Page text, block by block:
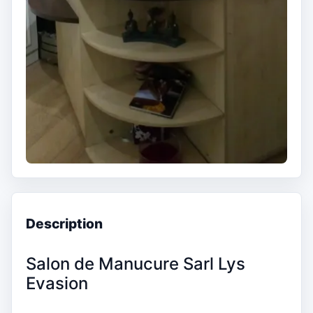
Description
Salon de Manucure Sarl Lys
Evasion